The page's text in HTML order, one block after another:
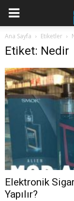
Ana Sayfa Etiketler
Etiket: Nedir
Elektronik
Yapılır?